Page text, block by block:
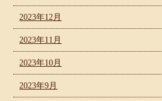
2023年12月
2023年11月
2023年10月
2023年9月